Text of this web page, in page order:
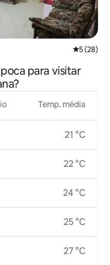
5 de uma
5 (28)
para visitar
Temp. média
21 °C
22 °C
24 °C
25 °C
27 °C